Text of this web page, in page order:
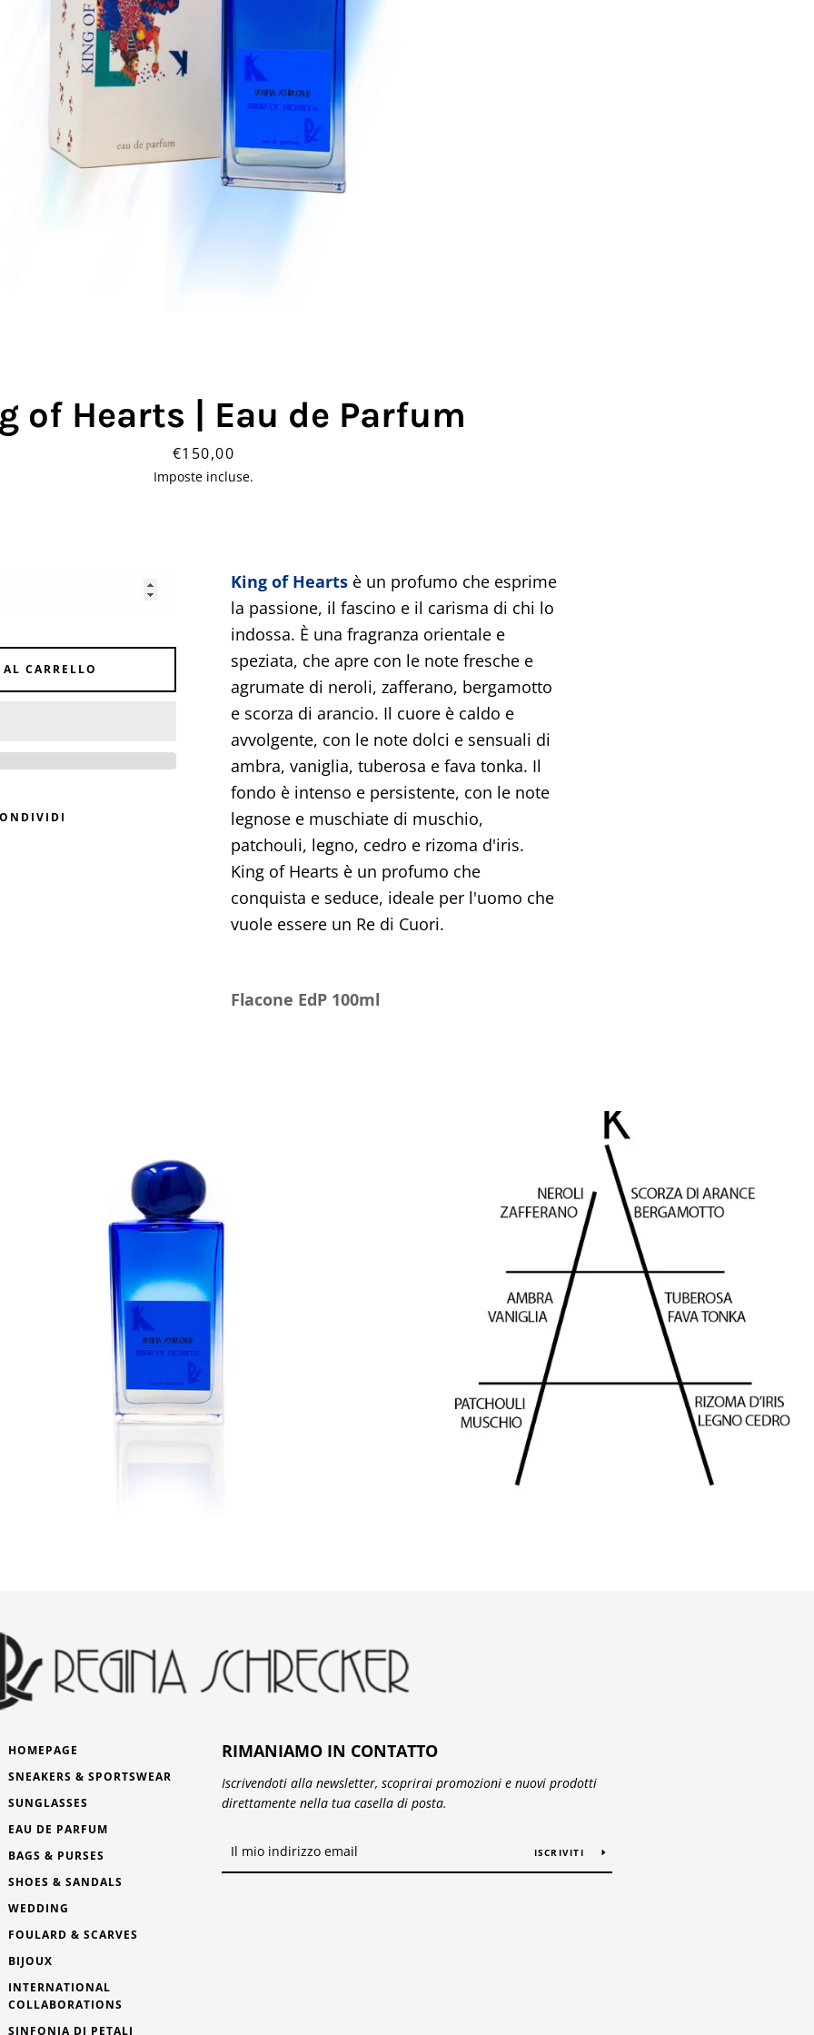
CERCA
ANCORA
of Hearts | Eau de Parfum
Prezzo
€150,00
Imposte incluse.
King of Heartsè un profumo che esprime
la passione, il fascino e il carisma di chi lo
indossa. È una fragranza orientale e
speziata, che apre con le note fresche e
agrumate di neroli, zafferano, bergamotto
e scorza di arancio. Il cuore è caldo e
avvolgente, con le note dolci e sensuali di
ambra, vaniglia, tuberosa e fava tonka. Il
fondo è intenso e persistente, con le note
legnose e muschiate di muschio,
patchouli, legno, cedro e rizoma d'iris.
King of Hearts è un profumo che
conquista e seduce, ideale per l'uomo che
vuole essere un Re di Cuori.
Flacone EdP 100ml
CARRELLO
HOMEPAGE
SNEAKERS & SPORTSWEAR
SUNGLASSES
EAU DE PARFUM
BAGS & PURSES
SHOES & SANDALS
WEDDING
FOULARD & SCARVES
BIJOUX
INTERNATIONAL
COLLABORATIONS
SINFONIA DI PETALI
RIMANIAMO IN CONTATTO
Iscrivendoti alla newsletter, scoprirai promozioni e nuovi prodotti
direttamente nella tua casella di posta.
ISCRIVITI